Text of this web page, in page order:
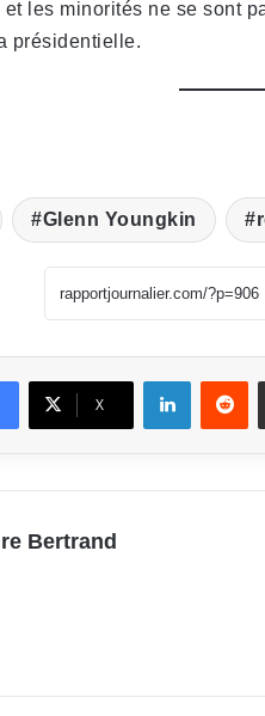
les minorités ne se sont
présidentielle.
Glenn Youngkin
X
Linkedin
Bertrand